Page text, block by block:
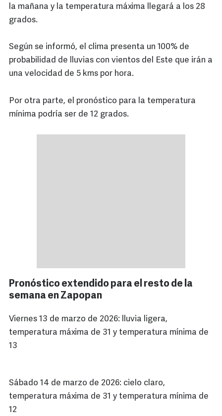
la mañana y la temperatura máxima llegará a los 28
grados.
Según se informó, el clima presenta un 100% de
probabilidad de lluvias con vientos del Este que irán a
una velocidad de 5 kms por hora.
Por otra parte, el pronóstico para la temperatura
mínima podría ser de 12 grados.
Pronóstico extendido para el resto de la
semana en Zapopan
Viernes 13 de marzo de 2026: lluvia ligera,
temperatura máxima de 31 y temperatura mínima de
13
Sábado 14 de marzo de 2026: cielo claro,
temperatura máxima de 31 y temperatura mínima de
12